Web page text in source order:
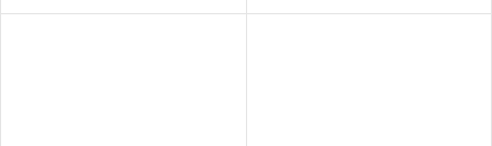
drátěné ploty. Výplň z
drátěné ploty. Výplň z